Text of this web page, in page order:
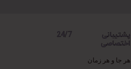
پشتیبانی 24/7
اختصاصی
هر جا و هر زمان